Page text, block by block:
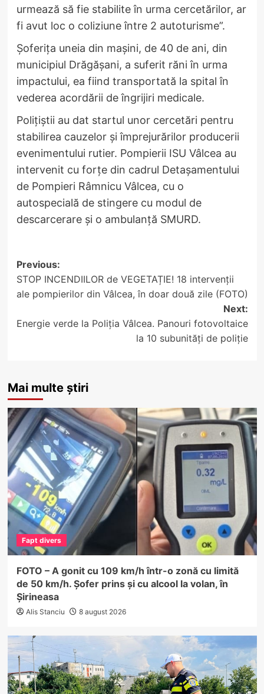
urmează să fie stabilite în urma cercetărilor, ar
fi avut loc o coliziune între 2 autoturisme”.
Șoferița uneia din mașini, de 40 de ani, din
municipiul Drăgășani, a suferit răni în urma
impactului, ea fiind transportată la spital în
vederea acordării de îngrijiri medicale.
Polițiștii au dat startul unor cercetări pentru
stabilirea cauzelor și împrejurărilor producerii
evenimentului rutier. Pompierii ISU Vâlcea au
intervenit cu forțe din cadrul Detașamentului
de Pompieri Râmnicu Vâlcea, cu o
autospecială de stingere cu modul de
descarcerare și o ambulanță SMURD.
Post
navigation
Previous:
STOP INCENDIILOR de VEGETAȚIE! 18 intervenții
ale pompierilor din Vâlcea, în doar două zile (FOTO)
Next:
Energie verde la Poliția Vâlcea. Panouri fotovoltaice
la 10 subunități de poliție
Mai multe știri
Fapt divers
FOTO – A gonit cu 109 km/h într-o zonă cu limită
de 50 km/h. Șofer prins și cu alcool la volan, în
Șirineasa
Alis Stanciu 8 august 2026